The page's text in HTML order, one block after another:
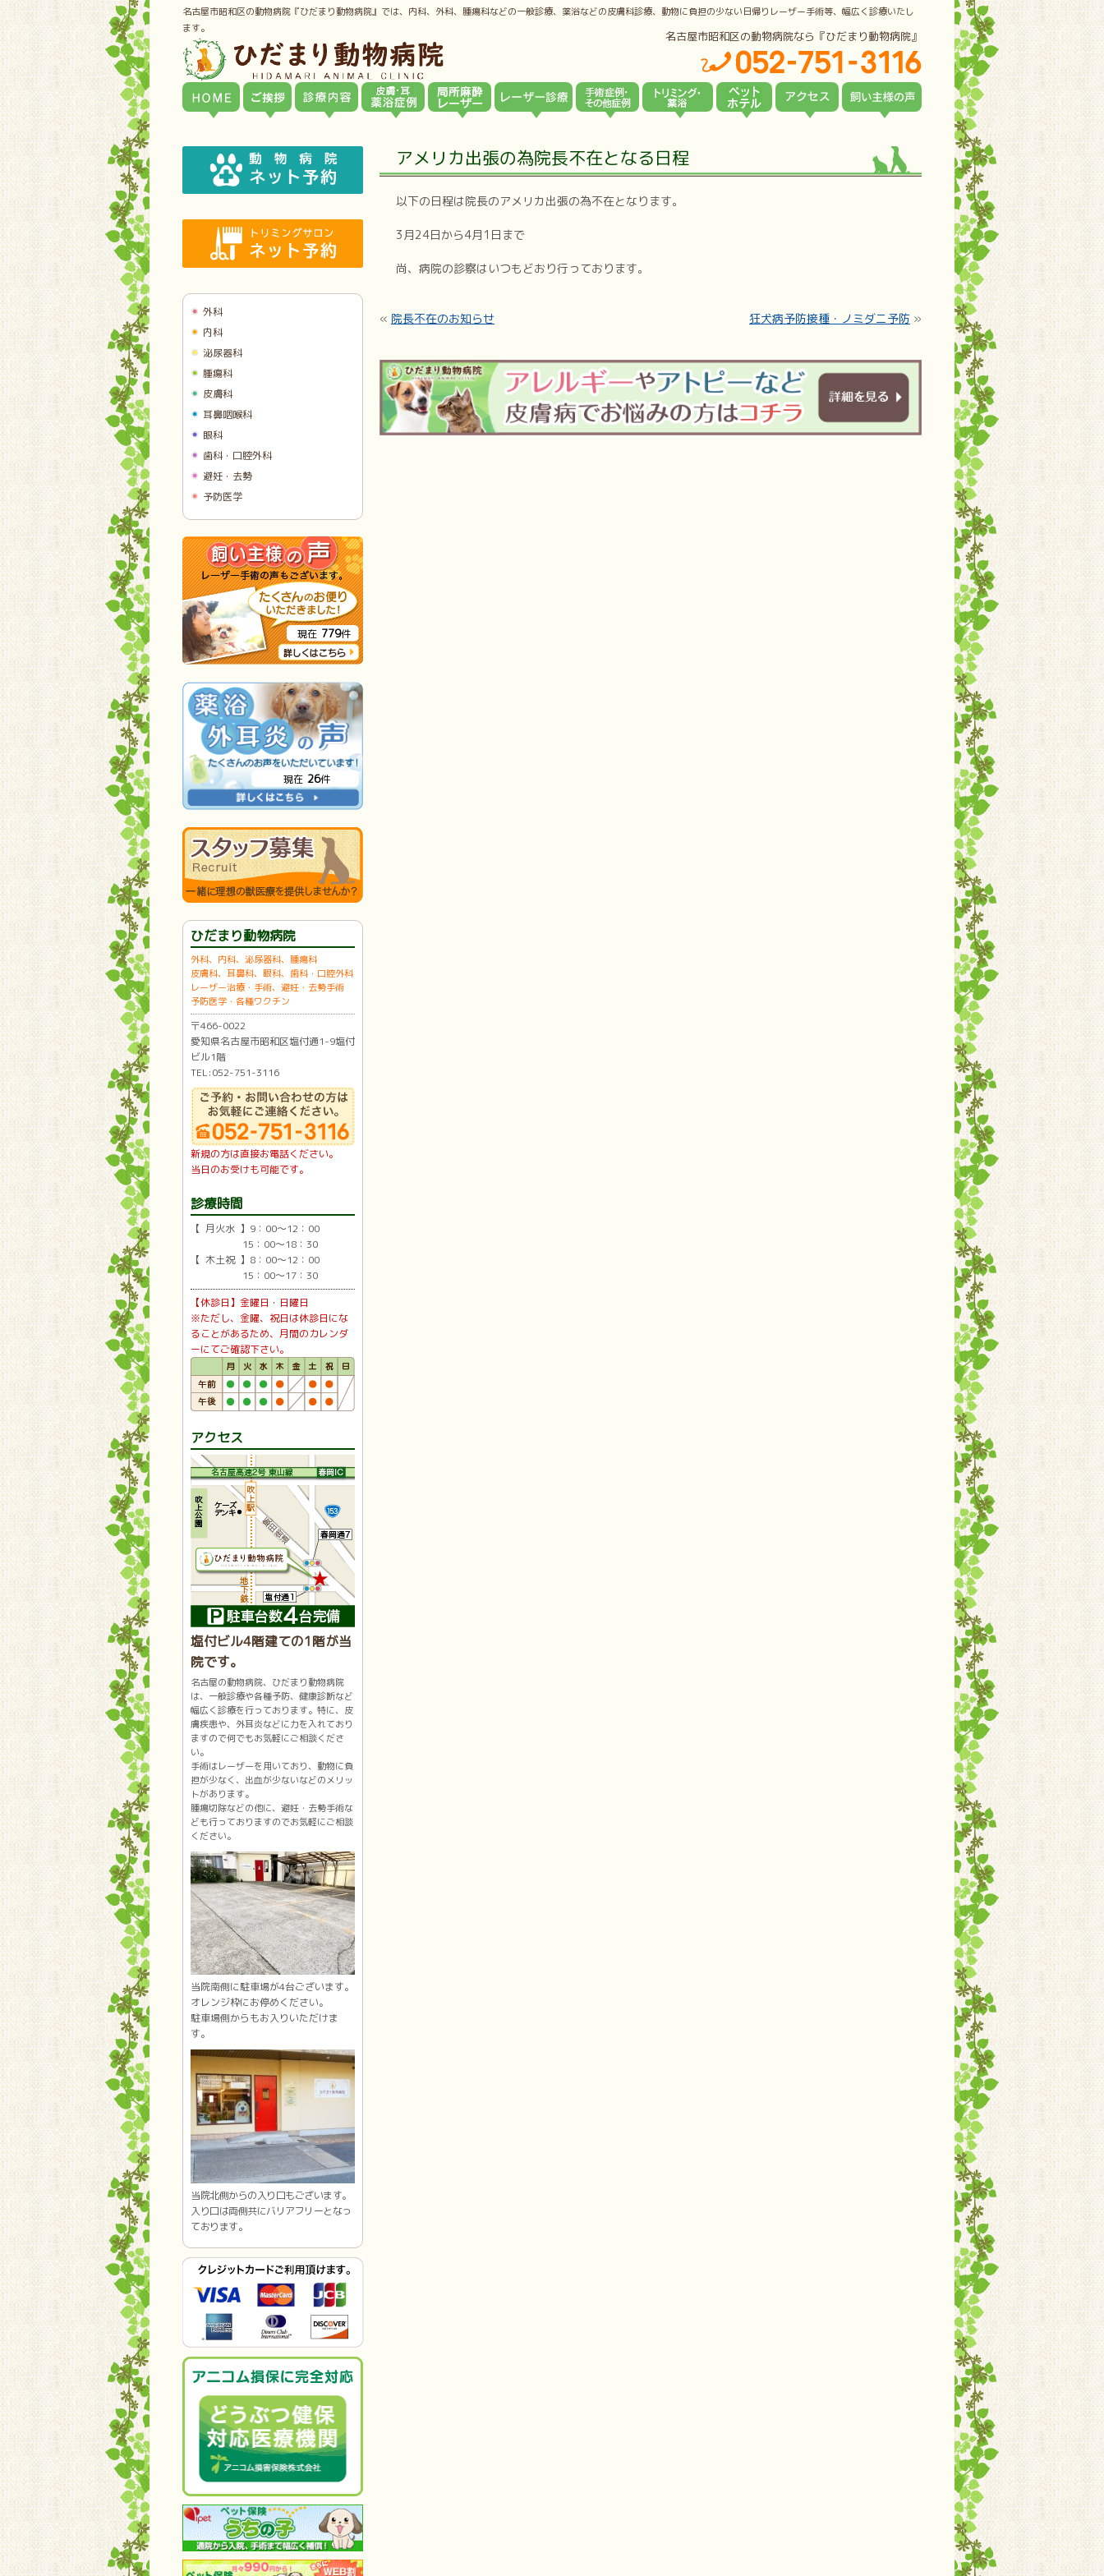
名古屋市昭和区の動物病院『ひだまり動物病院』では、内科、外科、腫瘍科などの一般診療、薬浴などの皮膚科診療、動物に負担の少ない日帰りレーザー手術等、幅広く診療いたし
ます。
名古屋市昭和区の動物病院なら『ひだまり動物病院』
アメリカ出張の為院長不在となる日程
以下の日程は院長のアメリカ出張の為不在となります。
3月24日から4月1日まで
尚、病院の診察はいつもどおり行っております。
« 院長不在のお知らせ 狂犬病予防接種・ノミダニ予防 »
外科
内科
泌尿器科
腫瘍科
皮膚科
耳鼻咽喉科
眼科
歯科・口腔外科
避妊・去勢
予防医学
現在 779件
現在 26件
ひだまり動物病院
外科、内科、泌尿器科、腫瘍科
皮膚科、耳鼻科、眼科、歯科・口腔外科
レーザー治療・手術、避妊・去勢手術
予防医学・各種ワクチン
〒466-0022
愛知県名古屋市昭和区塩付通1-9塩付
ビル1階
TEL:052-751-3116
新規の方は直接お電話ください。
当日のお受けも可能です。
診療時間
【 月火水 】9：00〜12：00
15：00〜18：30
【 木土祝 】8：00〜12：00
15：00〜17：30
【休診日】金曜日・日曜日
※ただし、金曜、祝日は休診日にな
ることがあるため、月間のカレンダ
ーにてご確認下さい。
アクセス
塩付ビル4階建ての1階が当
院です。
名古屋の動物病院、ひだまり動物病院
は、一般診療や各種予防、健康診断など
幅広く診療を行っております。特に、皮
膚疾患や、外耳炎などに力を入れており
ますので何でもお気軽にご相談くださ
い。
手術はレーザーを用いており、動物に負
担が少なく、出血が少ないなどのメリッ
トがあります。
腫瘍切除などの他に、避妊・去勢手術な
ども行っておりますのでお気軽にご相談
ください。
当院南側に駐車場が4台ございます。
オレンジ枠にお停めください。
駐車場側からもお入りいただけま
す。
当院北側からの入り口もございます。
入り口は両側共にバリアフリーとなっ
ております。